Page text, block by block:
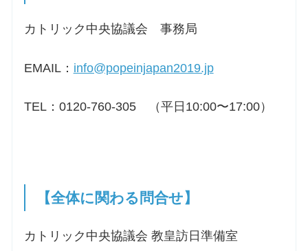
カトリック中央協議会 事務局
EMAIL： info@popeinjapan2019.jp
TEL：0120-760-305 （平日10:00〜17:00）
【全体に関わる問合せ】
カトリック中央協議会 教皇訪日準備室